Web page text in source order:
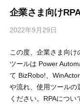
企業さま向け
2022年9月29日
隅
田
智
尋
この度、企業さま向け
ツールは Power
て BizRobo!、
や流れ、使用ツールの
ください。RPAについ